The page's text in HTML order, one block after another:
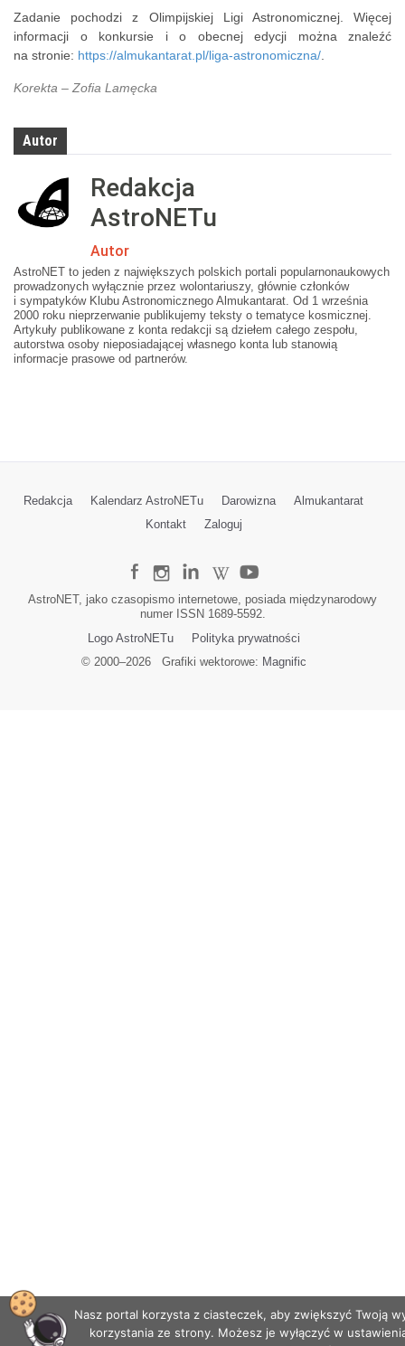
Zadanie pochodzi z Olimpijskiej Ligi Astronomicznej. Więcej
informacji o konkursie i o obecnej edycji można znaleźć
na stronie: https://almukantarat.pl/liga-astronomiczna/
Korekta – Zofia Lamęcka
Autor
Redakcja
AstroNETu
Autor
AstroNET to jeden z największych polskich portali popularnonaukowych
prowadzonych wyłącznie przez wolontariuszy, głównie członków
i sympatyków Klubu Astronomicznego Almukantarat. Od 1 września
2000 roku nieprzerwanie publikujemy teksty o tematyce kosmicznej.
Artykuły publikowane z konta redakcji są dziełem całego zespołu,
autorstwa osoby nieposiadającej własnego konta lub stanowią
informacje prasowe od partnerów.
Redakcja Kalendarz AstroNETu Darowizna
Almukantarat
Kontakt
Zaloguj
AstroNET, jako czasopismo internetowe, posiada międzynarodowy
numer ISSN 1689-5592.
Logo AstroNETu
Polityka prywatności
© 2000–2026Grafiki wektorowe: Magnific
Nasz portal korzysta z ciasteczek, aby zwiększyć Twoją
korzystania ze strony. Możesz je wyłączyć w